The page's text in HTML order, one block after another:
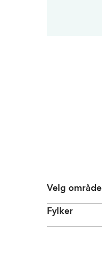
Velg område
Fylker